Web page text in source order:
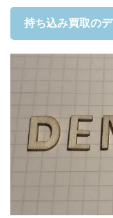
持ち込み買取の